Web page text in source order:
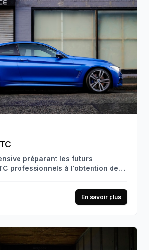
préparant les futurs
professionnels à l'obtention de
réelles, jusqu'à la
97% de réussite à
En savoir plus